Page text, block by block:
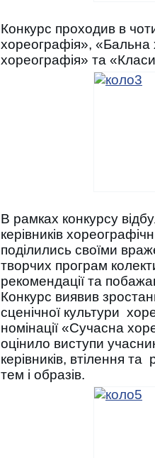
Конкурс проходив в
хореографія»,
хореографія» та
В рамках конкурсу
керівників
поділились своїми
творчих програм
рекомендації та
Конкурс виявив
сценічної культури
номінації «Сучасна
оцінило виступи
керівників, втілення
тем і образів.